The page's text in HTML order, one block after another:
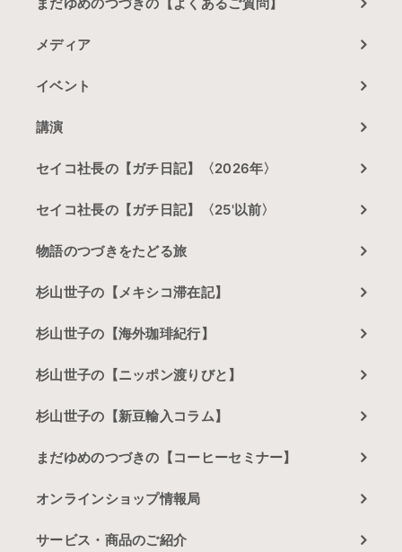
まだゆめのつづきの【よくあるご質問】
メディア
イベント
講演
セイコ社長の【ガチ日記】〈2026年〉
セイコ社長の【ガチ日記】〈25'以前〉
物語のつづきをたどる旅
杉山世子の【メキシコ滞在記】
杉山世子の【海外珈琲紀行】
杉山世子の【ニッポン渡りびと】
杉山世子の【新豆輸入コラム】
まだゆめのつづきの【コーヒーセミナー】
オンラインショップ情報局
サービス・商品のご紹介